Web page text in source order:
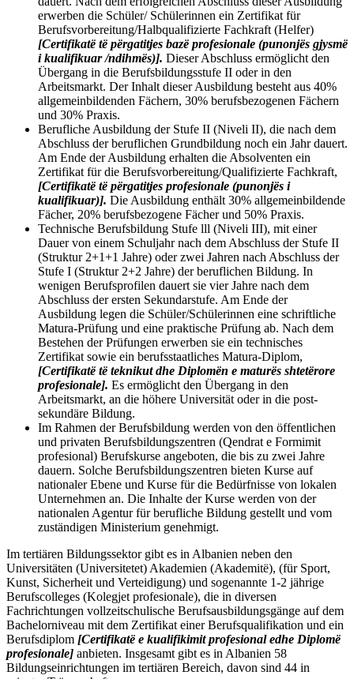
erwerben die Schüler/ Schülerinnen ein Zertifikat für
Berufsvorbereitung/Halbqualifizierte Fachkraft (Helfer)
[Certifikatë të përgatitjes bazë profesionale (punonjës gjysmë
i kualifikuar /ndihmës)]. Dieser Abschluss ermöglicht den
Übergang in die Berufsbildungsstufe II oder in den
Arbeitsmarkt. Der Inhalt dieser Ausbildung besteht aus 40%
allgemeinbildenden Fächern, 30% berufsbezogenen Fächern
und 30% Praxis.
Berufliche Ausbildung der Stufe II (Niveli II), die nach dem
Abschluss der beruflichen Grundbildung noch ein Jahr dauert.
Am Ende der Ausbildung erhalten die Absolventen ein
Zertifikat für die Berufsvorbereitung/Qualifizierte Fachkraft,
[Certifikatë të përgatitjes profesionale (punonjës i
kualifikuar)]. Die Ausbildung enthält 30% allgemeinbildende
Fächer, 20% berufsbezogene Fächer und 50% Praxis.
Technische Berufsbildung Stufe lll (Niveli III), mit einer
Dauer von einem Schuljahr nach dem Abschluss der Stufe II
(Struktur 2+1+1 Jahre) oder zwei Jahren nach Abschluss der
Stufe I (Struktur 2+2 Jahre) der beruflichen Bildung. In
wenigen Berufsprofilen dauert sie vier Jahre nach dem
Abschluss der ersten Sekundarstufe. Am Ende der
Ausbildung legen die Schüler/Schülerinnen eine schriftliche
Matura-Prüfung und eine praktische Prüfung ab. Nach dem
Bestehen der Prüfungen erwerben sie ein technisches
Zertifikat sowie ein berufsstaatliches Matura-Diplom,
[Certifikatë të teknikut dhe Diplomën e maturës shtetërore
profesionale]. Es ermöglicht den Übergang in den
Arbeitsmarkt, an die höhere Universität oder in die post-
sekundäre Bildung.
Im Rahmen der Berufsbildung werden von den öffentlichen
und privaten Berufsbildungszentren (Qendrat e Formimit
profesional) Berufskurse angeboten, die bis zu zwei Jahre
dauern. Solche Berufsbildungszentren bieten Kurse auf
nationaler Ebene und Kurse für die Bedürfnisse von lokalen
Unternehmen an. Die Inhalte der Kurse werden von der
nationalen Agentur für berufliche Bildung gestellt und vom
zuständigen Ministerium genehmigt.
Im tertiären Bildungssektor gibt es in Albanien neben den
Universitäten (Universitetet) Akademien (Akademitë), (für Sport,
Kunst, Sicherheit und Verteidigung) und sogenannte 1-2 jährige
Berufscolleges (Kolegjet profesionale), die in diversen
Fachrichtungen vollzeitschulische Berufsausbildungsgänge auf dem
Bachelorniveau mit dem Zertifikat einer Berufsqualifikation und ein
Berufsdiplom [Certifikatë e kualifikimit profesional edhe Diplomë
profesionale] anbieten. Insgesamt gibt es in Albanien 58
Bildungseinrichtungen im tertiären Bereich, davon sind 44 in